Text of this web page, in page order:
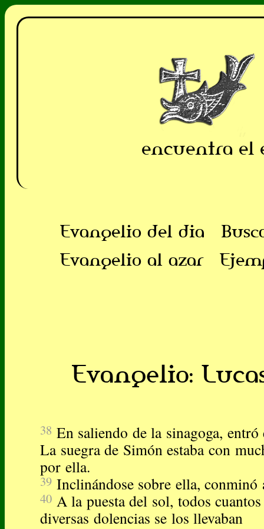
encuentra el
Evangelio del dia
Evangelio al azar
Evangelio:
38 En saliendo de la sinagoga,
La suegra de Simón estaba con
por ella.
39 Inclinándose sobre ella, conminó
40 A la puesta del sol, todos
diversas dolencias se los llevaban